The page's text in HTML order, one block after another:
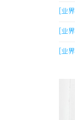
[业
[业
[业